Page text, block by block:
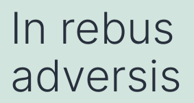
In rebus
adversis